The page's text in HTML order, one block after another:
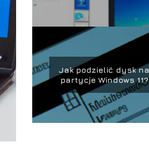
Jak podzielić dysk na
partycje Windows 11?